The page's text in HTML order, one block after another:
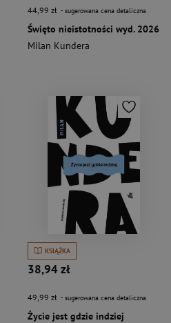
44,99 zł - sugerowana cena detaliczna
Święto nieistotności wyd. 2026
Milan Kundera
KSIĄŻKA
38,94 zł
49,99 zł - sugerowana cena detaliczna
Życie jest gdzie indziej